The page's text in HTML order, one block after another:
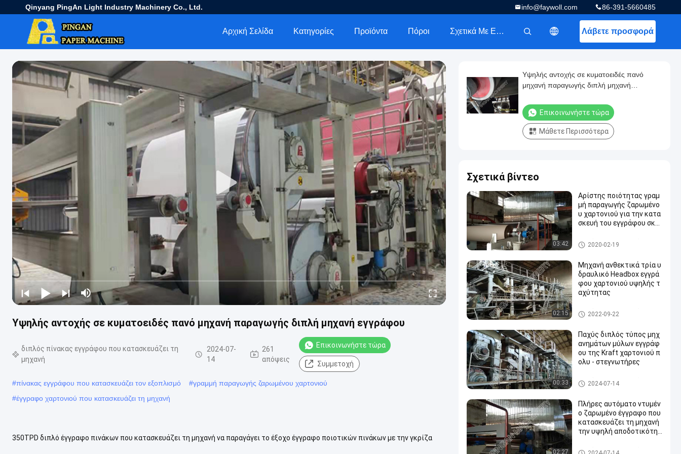
Qinyang PingAn Light Industry Machinery Co., Ltd. 86-391-5660485
info@faywoll.com
Λάβετε προσφορά
Αρχική Σελίδα Κατηγορίες Προϊόντα Πόροι Σχετικά Με Εμάς
Υψηλής αντοχής σε κυματοειδές πανό μηχανή παραγωγής διπλή μηχανή εγγράφου
διπλός πίνακας εγγράφου που κατασκευάζει τη
μηχανή
2024-07-
14
261
απόψεις
Επικοινωνήστε τώρα
Συμμετοχή
#πίνακας εγγράφου που κατασκευάζει τον εξοπλισμό #γραμμή παραγωγής ζαρωμένου χαρτονιού
#έγγραφο χαρτονιού που κατασκευάζει τη μηχανή
350TPD διπλό έγγραφο πινάκων που κατασκευάζει τη μηχανή να παραγάγει το έξοχο έγγραφο ποιοτικών πινάκων με την γκρίζα
Υψηλής αντοχής σε κυματοειδές πανό
μηχανή παραγωγής διπλή μηχανή
Επικοινωνήστε τώρα
Μάθετε Περισσότερα
Σχετικά βίντεο
03:42
Αρίστης ποιότητας γραμ
μή παραγωγής ζαρωμένο
υ χαρτονιού για την κατα
σκευή του εγγράφου σκα
ς
διπλός πίνακας εγγράφου πο
υ κατασκευάζει τη μηχανή
2020-02-19
02:15
Μηχανή ανθεκτικά τρία υ
δραυλικό Headbox εγγρά
φου χαρτονιού υψηλής τ
αχύτητας
διπλός πίνακας εγγράφου πο
υ κατασκευάζει τη μηχανή
2022-09-22
00:33
Παχύς διπλός τύπος μηχ
ανημάτων μύλων εγγράφ
ου της Kraft χαρτονιού π
ολυ - στεγνωτήρες
διπλός πίνακας εγγράφου πο
υ κατασκευάζει τη μηχανή
2024-07-14
02:27
Πλήρες αυτόματο ντυμέν
ο ζαρωμένο έγγραφο που
κατασκευάζει τη μηχανή
την υψηλή αποδοτικότητ
διπλός πίνακας εγγράφου πο